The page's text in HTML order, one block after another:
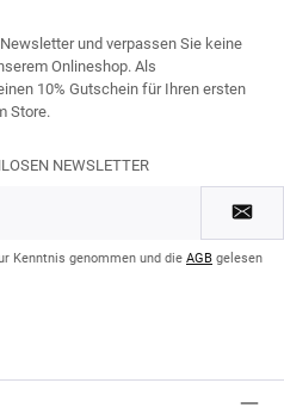
und verpassen Sie keine
Onlineshop. Als
10% Gutschein für Ihren ersten
Store.
NEWSLETTER
Kenntnis genommen und die AGB gelesen